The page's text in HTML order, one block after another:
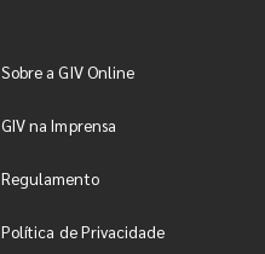
Sobre a GIV Online
GIV na Imprensa
Regulamento
Política de Privacidade